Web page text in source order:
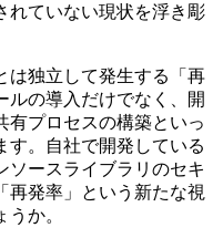
れていない現状を浮き彫
は独立して発生する「再
ルの導入だけでなく、開
有プロセスの構築といっ
す。自社で開発している
ソースライブラリのセキ
再発率」という新たな視
か。